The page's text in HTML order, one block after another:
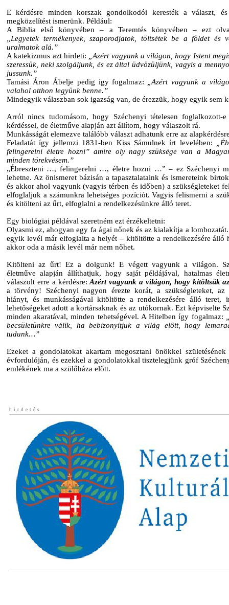
E kérdésre minden korszak gondolkodói keresték a választ,
megközelítést ismerünk. Például:
A Biblia első könyvében – a Teremtés könyvében – ezt
„Legyetek termékenyek, szaporodjatok, töltsétek be a földet és
uralmatok alá.”
A katekizmus azt hirdeti: „Azért vagyunk a világon, hogy Istent
szeressük, neki szolgáljunk, és ez által üdvözüljünk, vagyis a
jussunk.”
Tamási Áron Ábelje pedig így fogalmaz: „Azért vagyunk a
valahol otthon legyünk benne.”
Mindegyik válaszban sok igazság van, de érezzük, hogy egyik sem
Arról nincs tudomásom, hogy Széchenyi tételesen foglalkozott-
kérdéssel, de életműve alapján azt állítom, hogy válaszolt rá.
Munkásságát elemezve találóbb választ adhatunk erre az
Feladatát így jellemzi 1831-ben Kiss Sámulnek írt levelében:
felingerelni életre hozni” amire oly nagy szüksége van a
minden törekvésem.”
„Ébreszteni …, felingerelni …, életre hozni …” – ez Széchenyi
lehetne. Az önismeret bázisán a tapasztalataink és ismereteink
és akkor ahol vagyunk (vagyis térben és időben) a szükségleteket
elfoglaljuk a számunkra lehetséges pozíciót. Vagyis felismerni a
és kitölteni az űrt, elfoglalni a rendelkezésünkre álló teret.
Egy biológiai példával szeretném ezt érzékeltetni:
Olyasmi ez, ahogyan egy fa ágai nőnek és az kialakítja a
egyik levél már elfoglalta a helyét – kitöltötte a rendelkezésére álló
akkor oda a másik levél már nem nőhet.
Kitölteni az űrt! Ez a dolgunk! E végett vagyunk a világon.
életműve alapján állíthatjuk, hogy saját példájával, hatalmas
válaszolt erre a kérdésre:Azért vagyunk a világon, hogy kitöltsük
a törvény! Széchenyi nagyon érezte korát, a szükségleteket, az
hiányt, és munkásságával kitöltötte a rendelkezésére álló teret,
lehetőségeket adott a kortársaknak és az utókornak. Ezt képviselte
minden akaratával, minden tehetségével. A Hitelben így fogalmaz:
becsületünkre válik, ha bebizonyítjuk a világ előtt, hogy
tudunk…”
Ezeket a gondolatokat akartam megosztani önökkel
évfordulóján, és ezekkel a gondolatokkal tisztelegjünk gróf
emlékének ma a szülőháza előtt.
hirdetés